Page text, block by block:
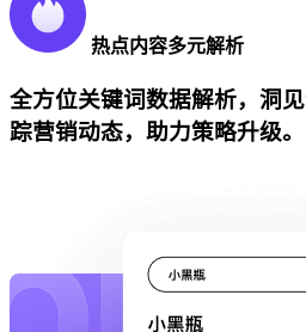
热点内容多元解析
全方位关键词数据解析，洞
踪营销动态，助力策略升级。